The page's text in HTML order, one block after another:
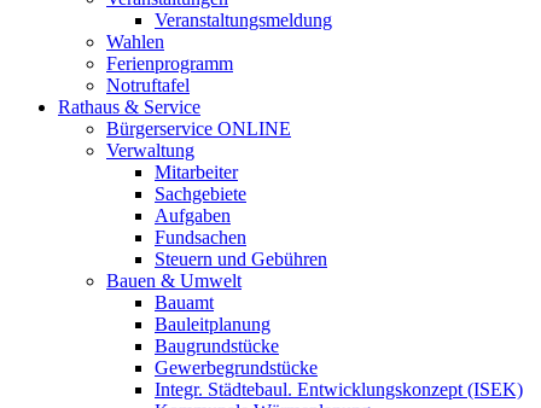
Veranstaltungsmeldung
Wahlen
Ferienprogramm
Notruftafel
Rathaus & Service
Bürgerservice ONLINE
Verwaltung
Mitarbeiter
Sachgebiete
Aufgaben
Fundsachen
Steuern und Gebühren
Bauen & Umwelt
Bauamt
Bauleitplanung
Baugrundstücke
Gewerbegrundstücke
Integr. Städtebaul. Entwicklungskonzept (ISEK)